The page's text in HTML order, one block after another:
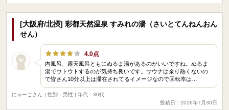
[大阪府/北摂] 彩都天然温泉 すみれの湯（さいとてんねんおん
せん）
4.0点
内風呂、露天風呂ともにぬるま湯があるのがいいですね。ぬるま
湯でウトウトするのが気持ち良いです。サウナは余り熱くないの
で皆さん10分以上は滞在されてるイメージなので回転率は…
にゃーごさん
| 性別：男性 | 年代：30代
投稿日：2026年7月30日